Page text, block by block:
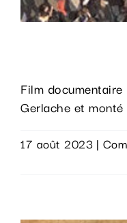
Film
Gerlache et
17 août 2023 |